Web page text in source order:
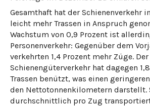
Gesamthaft hat der Schienenverkehr
leicht mehr Trassen in Anspruch
Wachstum von 0,9 Prozent ist
Personenverkehr: Gegenüber dem
verkehrten 1,4 Prozent mehr Züge. Der
Schienengüterverkehr hat dagegen
Trassen benützt, was einen
den Nettotonnenkilometern
durchschnittlich pro Zug